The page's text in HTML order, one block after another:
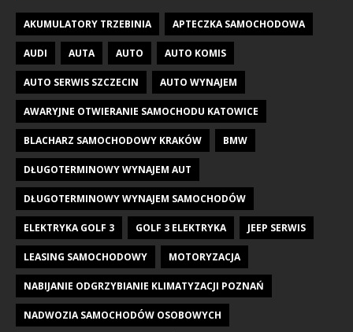
AKUMULATORY TRZEBINIA APTECZKA SAMOCHODOWA
AUDI AUTA AUTO AUTO KOMIS
AUTO SERWIS SZCZECIN AUTO WYNAJEM
AWARYJNE OTWIERANIE SAMOCHODU KATOWICE
BLACHARZ SAMOCHODOWY KRAKÓW BMW
DŁUGOTERMINOWY WYNAJEM AUT
DŁUGOTERMINOWY WYNAJEM SAMOCHODÓW
ELEKTRYKA GOLF 3 GOLF 3 ELEKTRYKA JEEP SERWIS
LEASING SAMOCHODOWY MOTORYZACJA
NABIJANIE ODGRZYBIANIE KLIMATYZACJI POZNAŃ
NADWOZIA SAMOCHODÓW OSOBOWYCH